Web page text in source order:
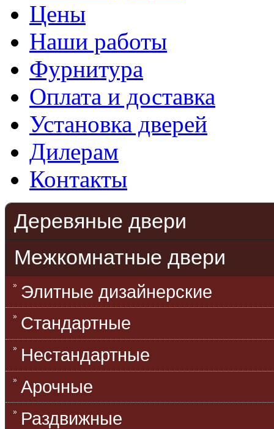
Цены
Наши работы
Фурнитура
Оплата и доставка
Установка дверей
Дилерам
Контакты
Деревяные двери
Межкомнатные двери
Элитные дизайнерские
Стандартные
Нестандартные
Арочные
Раздвижные